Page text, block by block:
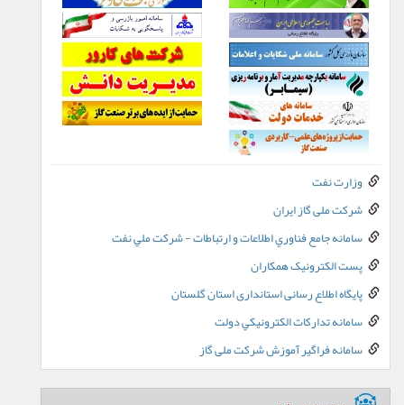
وزارت نفت
شرکت ملی گاز ایران
سامانه جامع فناوري اطلاعات و ارتباطات - شرکت ملي نفت
پست الکترونيک همکاران
پایگاه اطلاع رسانی استانداری استان گلستان
سامانه تدارکات الکترونيکي دولت
سامانه فراگیر آموزش شرکت ملی گاز